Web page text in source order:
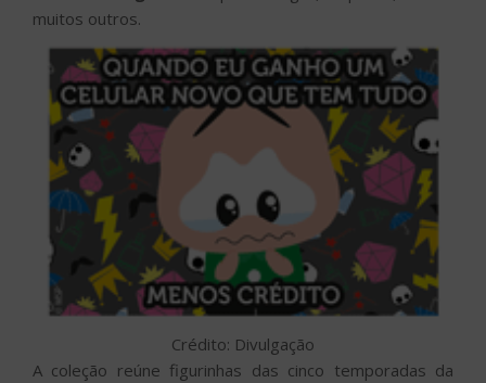
muitos outros.
Crédito: Divulgação
A coleção reúne figurinhas das cinco temporadas da